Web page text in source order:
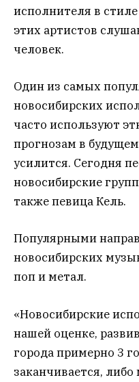
исполнителя в
этих артистов
человек.
Один из самых
новосибирских
часто используют
прогнозам в
усилится. Сегодня
новосибирские
также певица Кель.
Популярными
новосибирских
поп и метал.
«Новосибирские
нашей оценке,
города примерно 3
заканчивается,